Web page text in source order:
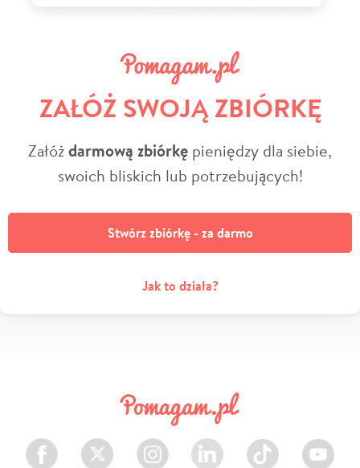
ZAŁÓŻ SWOJĄ ZBIÓRKĘ
Załóżdarmową zbiórkę pieniędzy dla siebie,
swoich bliskich lub potrzebujących!
Stwórz zbiórkę - za darmo
Jak to działa?
Facebook Twitter Instagram LinkedIn TikTok Youtube